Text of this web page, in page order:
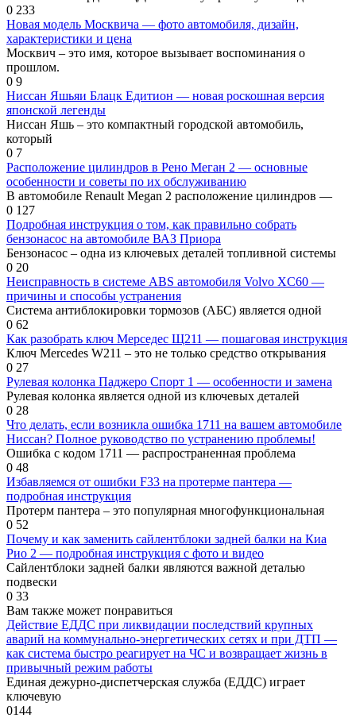
0 233
Новая модель Москвича — фото автомобиля, дизайн,
характеристики и цена
Москвич – это имя, которое вызывает воспоминания о
прошлом.
0 9
Ниссан Яшьяи Блацк Едитион — новая роскошная версия
японской легенды
Ниссан Яшь – это компактный городской автомобиль,
который
0 7
Расположение цилиндров в Рено Меган 2 — основные
особенности и советы по их обслуживанию
В автомобиле Renault Megan 2 расположение цилиндров —
0 127
Подробная инструкция о том, как правильно собрать
бензонасос на автомобиле ВАЗ Приора
Бензонасос – одна из ключевых деталей топливной системы
0 20
Неисправность в системе ABS автомобиля Volvo XC60 —
причины и способы устранения
Система антиблокировки тормозов (АБС) является одной
0 62
Как разобрать ключ Мерседес Щ211 — пошаговая инструкция
Ключ Mercedes W211 – это не только средство открывания
0 27
Рулевая колонка Паджеро Спорт 1 — особенности и замена
Рулевая колонка является одной из ключевых деталей
0 28
Что делать, если возникла ошибка 1711 на вашем автомобиле
Ниссан? Полное руководство по устранению проблемы!
Ошибка с кодом 1711 — распространенная проблема
0 48
Избавляемся от ошибки F33 на протерме пантера —
подробная инструкция
Протерм пантера – это популярная многофункциональная
0 52
Почему и как заменить сайлентблоки задней балки на Киа
Рио 2 — подробная инструкция с фото и видео
Сайлентблоки задней балки являются важной деталью
подвески
0 33
Вам также может понравиться
Действие ЕДДС при ликвидации последствий крупных
аварий на коммунально-энергетических сетях и при ДТП —
как система быстро реагирует на ЧС и возвращает жизнь в
привычный режим работы
Единая дежурно-диспетчерская служба (ЕДДС) играет
ключевую
0144